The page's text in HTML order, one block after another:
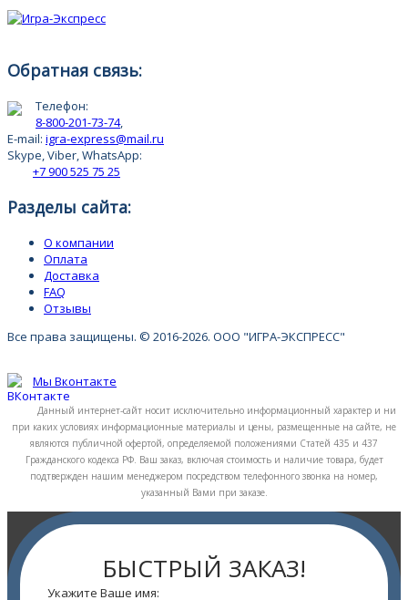
Обратная связь:
Телефон:
8-800-201-73-74,
E-mail: igra-express@mail.ru
Skype, Viber, WhatsApp:
+7 900 525 75 25
Разделы сайта:
О компании
Оплата
Доставка
FAQ
Отзывы
Все права защищены. © 2016-2026. ООО "ИГРА-ЭКСПРЕСС"
Мы Вконтакте
Данный интернет-сайт носит исключительно информационный характер и ни
при каких условиях информационные материалы и цены, размещенные на сайте, не
являются публичной офертой, определяемой положениями Статей 435 и 437
Гражданского кодекса РФ. Ваш заказ, включая стоимость и наличие товара, будет
подтвержден нашим менеджером посредством телефонного звонка на номер,
указанный Вами при заказе.
БЫСТРЫЙ ЗАКАЗ!
Укажите Ваше имя: